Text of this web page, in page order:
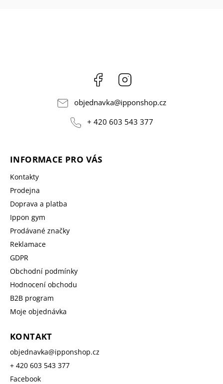
Facebook
objednavka@ipponshop.cz
+ 420 603 543 377
INFORMACE PRO VÁS
Kontakty
Prodejna
Doprava a platba
Ippon gym
Prodávané značky
Reklamace
GDPR
Obchodní podmínky
Hodnocení obchodu
B2B program
Moje objednávka
KONTAKT
objednavka@ipponshop.cz
+ 420 603 543 377
Facebook